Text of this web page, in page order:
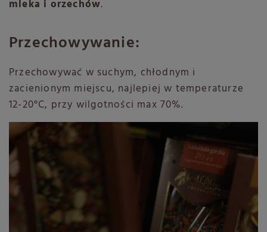
mleka i orzechów.
Przechowywanie:
Przechowywać w suchym, chłodnym i
zacienionym miejscu, najlepiej w temperaturze
12-20°C, przy wilgotności max 70%.